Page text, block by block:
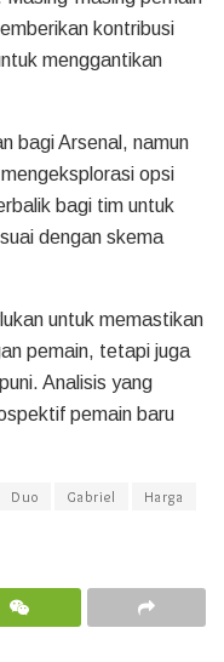
kontribusi
menggantikan
bagi Arsenal, namun
opsi
bagi tim untuk
dengan skema
untuk memastikan
pemain, tetapi juga
Analisis yang
pemain baru
Duo Gabriel
Harga